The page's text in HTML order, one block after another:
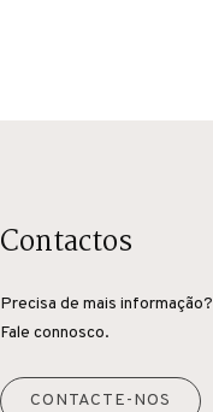
Contactos
Precisa de mais informação?
Fale connosco.
CONTACTE-NOS